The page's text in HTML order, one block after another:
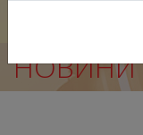
НОВИНИ